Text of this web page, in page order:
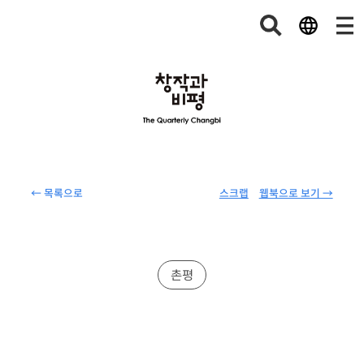
← 목록으로 웹북으로 보기 →
스크랩
촌평